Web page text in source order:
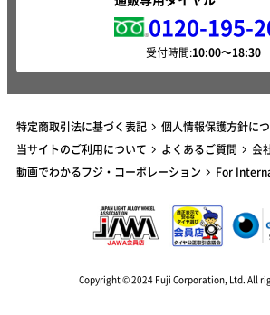
0120-195-
受付時間:
特定商取引法に基づく表記
個人情報保護方針に
当サイトのご利用について
よくあるご質問
会
動画でわかるフジ・コーポレーション
For
Copyright © 2024 Fuji Corporation, Ltd. All